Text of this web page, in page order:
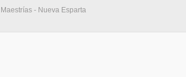
Maestrías - Nueva Esparta